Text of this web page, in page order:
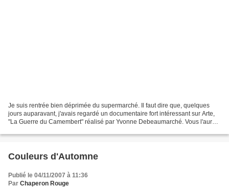
Je suis rentrée bien déprimée du supermarché. Il faut dire que, quelques
jours auparavant, j'avais regardé un documentaire fort intéressant sur Arte,
"La Guerre du Camembert" réalisé par Yvonne Debeaumarché. Vous l'aurez
Couleurs d'Automne
Publié le 04/11/2007 à 11:36
Par Chaperon Rouge